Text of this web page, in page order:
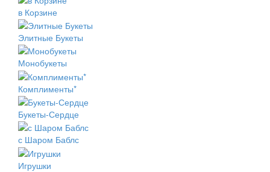
в Корзине
Элитные Букеты
Монобукеты
Комплименты*
Букеты-Сердце
с Шаром Баблс
Игрушки